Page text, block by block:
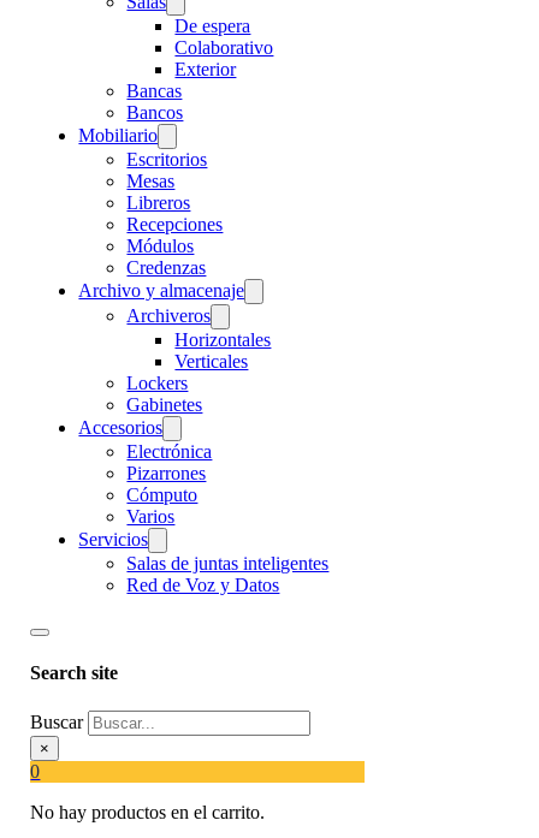
De espera
Colaborativo
Exterior
Bancas
Bancos
Mobiliario
Escritorios
Mesas
Libreros
Recepciones
Módulos
Credenzas
Archivo y almacenaje
Archiveros
Horizontales
Verticales
Lockers
Gabinetes
Accesorios
Electrónica
Pizarrones
Cómputo
Varios
Servicios
Salas de juntas inteligentes
Red de Voz y Datos
Search site
Buscar
×
0
No hay productos en el carrito.